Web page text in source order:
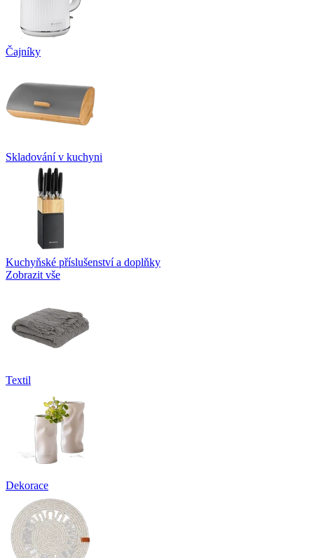
Čajníky
Skladování v kuchyni
Kuchyňské příslušenství a doplňky
Zobrazit vše
Textil
Dekorace